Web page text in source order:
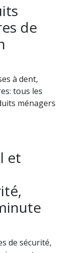
de
à dent,
tous les
ménagers
et
de sécurité,